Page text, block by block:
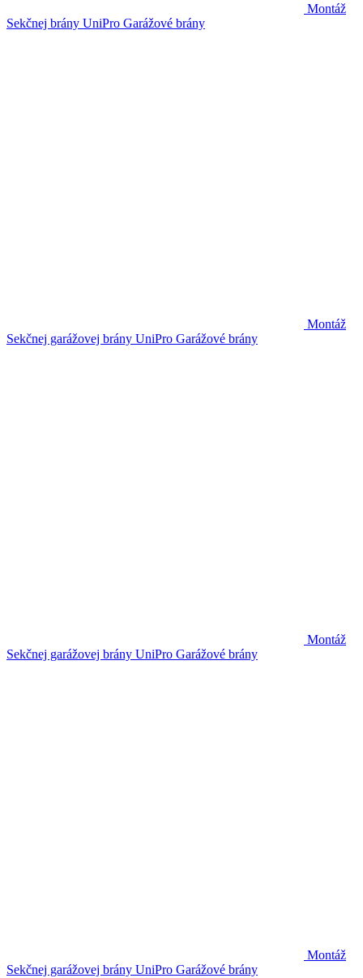
Montáž
Sekčnej brány UniPro Garážové brány
Montáž
Sekčnej garážovej brány UniPro Garážové brány
Montáž
Sekčnej garážovej brány UniPro Garážové brány
Montáž
Sekčnej garážovej brány UniPro Garážové brány